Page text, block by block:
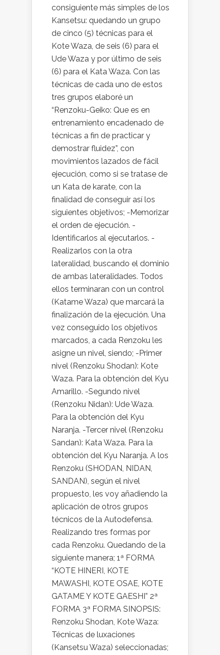
consiguiente más simples de los
Kansetsu: quedando un grupo
de cinco (5) técnicas para el
Kote Waza, de seis (6) para el
Ude Waza y por último de seis
(6) para el Kata Waza. Con las
técnicas de cada uno de estos
tres grupos elaboré un
“Renzoku-Geiko: Que es en
entrenamiento encadenado de
técnicas a fin de practicar y
demostrar fluidez”, con
movimientos lazados de fácil
ejecución, como si se tratase de
un Kata de karate, con la
finalidad de conseguir así los
siguientes objetivos; -Memorizar
el orden de ejecución. -
Identificarlos al ejecutarlos. -
Realizarlos con la otra
lateralidad, buscando el dominio
de ambas lateralidades. Todos
ellos terminaran con un control
(Katame Waza) que marcará la
finalización de la ejecución. Una
vez conseguido los objetivos
marcados, a cada Renzoku les
asigne un nivel, siendo; -Primer
nivel (Renzoku Shodan): Kote
Waza. Para la obtención del Kyu
Amarillo. -Segundo nivel
(Renzoku Nidan): Ude Waza.
Para la obtención del Kyu
Naranja. -Tercer nivel (Renzoku
Sandan): Kata Waza. Para la
obtención del Kyu Naranja. A los
Renzoku (SHODAN, NIDAN,
SANDAN), según el nivel
propuesto, les voy añadiendo la
aplicación de otros grupos
técnicos de la Autodefensa.
Realizando tres formas por
cada Renzoku. Quedando de la
siguiente manera; 1ª FORMA
“KOTE HINERI, KOTE
MAWASHI, KOTE OSAE, KOTE
GATAME Y KOTE GAESHI” 2ª
FORMA 3ª FORMA SINOPSIS:
Renzoku Shodan, Kote Waza:
Técnicas de luxaciones
(Kansetsu Waza) seleccionadas;